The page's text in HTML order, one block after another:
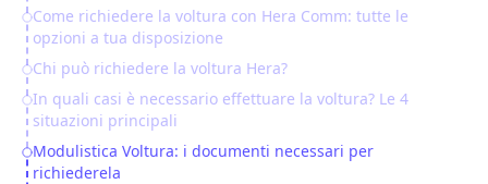
Come richiedere la voltura con Hera Comm: tutte le
opzioni a tua disposizione
Chi può richiedere la voltura Hera?
In quali casi è necessario effettuare la voltura? Le 4
situazioni principali
Modulistica Voltura: i documenti necessari per
richiederela